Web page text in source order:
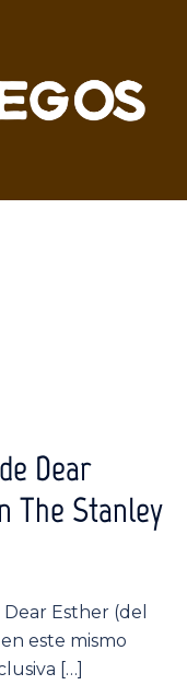
Dear
The Stanley
Esther (del
este mismo
[…]